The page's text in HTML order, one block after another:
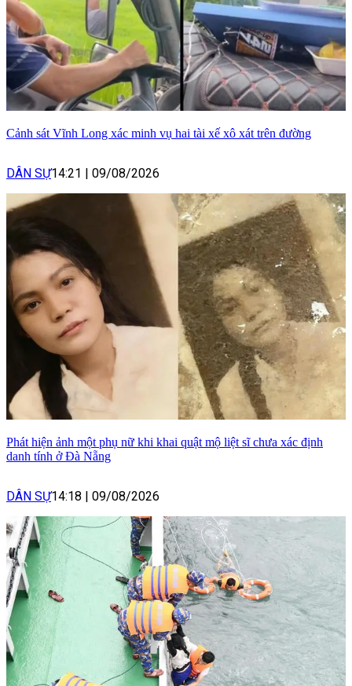
Cảnh sát Vĩnh Long xác minh vụ hai tài xế xô xát trên đường
DÂN SỰ14:21 09/08/2026
Phát hiện ảnh một phụ nữ khi khai quật mộ liệt sĩ chưa xác định
danh tính ở Đà Nẵng
DÂN SỰ14:18 09/08/2026